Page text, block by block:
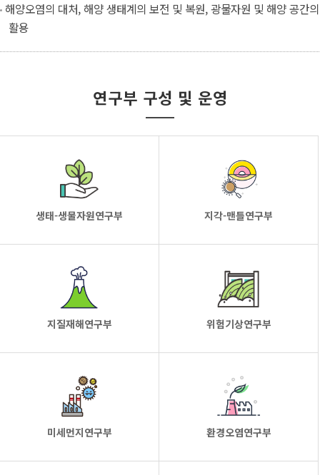
해양오염의 대처, 해양 생태계의 보전 및 복원, 광물자원 및 해양 공간의
활용
연구부 구성 및 운영
생태-생물자원연구부 지각-맨틀연구부
지질재해연구부 위험기상연구부
미세먼지연구부 환경오염연구부